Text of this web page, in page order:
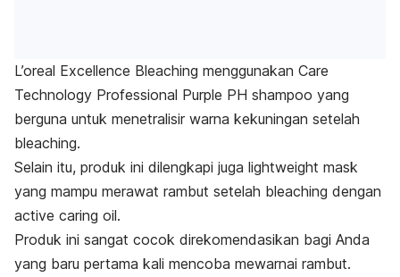
L’oreal Excellence Bleaching menggunakan Care
Technology Professional Purple PH shampoo yang
berguna untuk menetralisir warna kekuningan setelah
bleaching.
Selain itu, produk ini dilengkapi juga lightweight mask
yang mampu merawat rambut setelah bleaching dengan
active caring oil.
Produk ini sangat cocok direkomendasikan bagi Anda
yang baru pertama kali mencoba mewarnai rambut.